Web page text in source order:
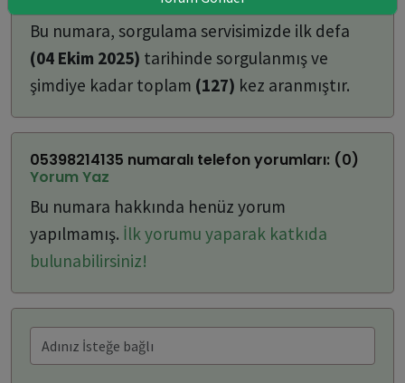
Bu numara, sorgulama servisimizde ilk defa
(04 Ekim 2025) tarihinde sorgulanmış ve
şimdiye kadar toplam (127) kez aranmıştır.
05398214135 numaralı telefon yorumları: (0)
Yorum Yaz
Bu numara hakkında henüz yorum
yapılmamış. İlk yorumu yaparak katkıda
bulunabilirsiniz!